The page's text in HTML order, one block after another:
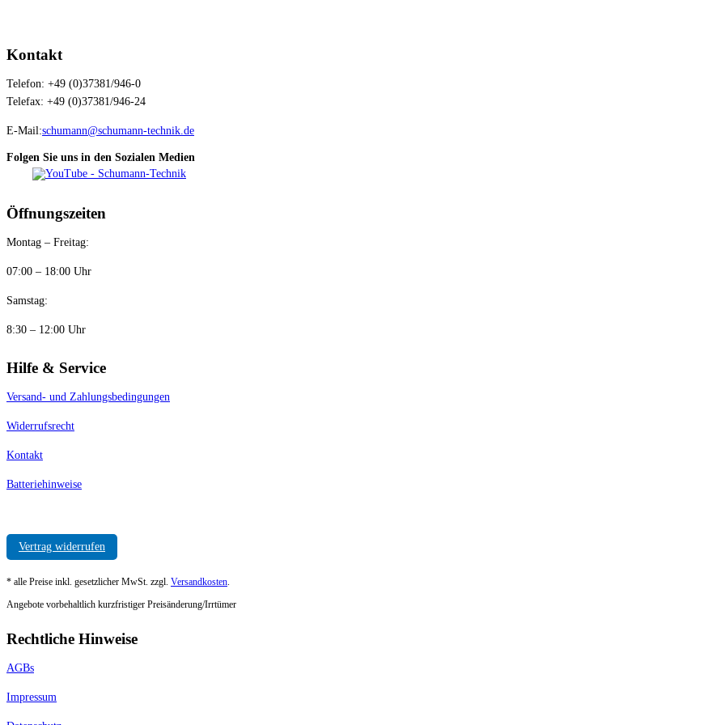
Kontakt
Telefon: +49 (0)37381/946-0
Telefax: +49 (0)37381/946-24
E-Mail:schumann@schumann-technik.de
Folgen Sie uns in den Sozialen Medien
Öffnungszeiten
Montag – Freitag:
07:00 – 18:00 Uhr
Samstag:
8:30 – 12:00 Uhr
Hilfe & Service
Versand- und Zahlungsbedingungen
Widerrufsrecht
Kontakt
Batteriehinweise
Vertrag widerrufen
* alle Preise inkl. gesetzlicher MwSt. zzgl. Versandkosten.
Angebote vorbehaltlich kurzfristiger Preisänderung/Irrtümer
Rechtliche Hinweise
AGBs
Impressum